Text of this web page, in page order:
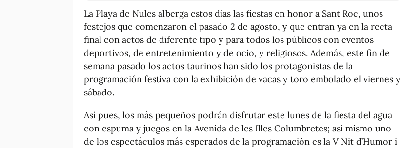
La Playa de Nules alberga estos días las fiestas en honor a Sant Roc, unos
festejos que comenzaron el pasado 2 de agosto, y que entran ya en la recta
final con actos de diferente tipo y para todos los públicos con eventos
deportivos, de entretenimiento y de ocio, y religiosos. Además, este fin de
semana pasado los actos taurinos han sido los protagonistas de la
programación festiva con la exhibición de vacas y toro embolado el viernes y
sábado.
Así pues, los más pequeños podrán disfrutar este lunes de la fiesta del agua
con espuma y juegos en la Avenida de les Illes Columbretes; así mismo uno
de los espectáculos más esperados de la programación es la V Nit d’Humor i